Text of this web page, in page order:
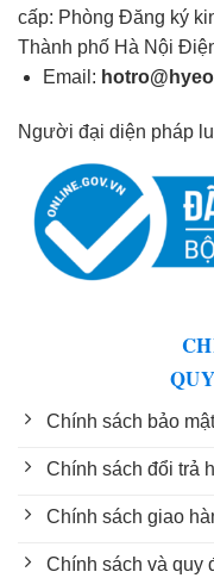
cấp: Phòng Đăng ký
Thành phố Hà Nội
Email:
Người đại diện pháp
Chính sách bảo mật
Chính sách đổi trả
Chính sách giao
Chính sách và quy